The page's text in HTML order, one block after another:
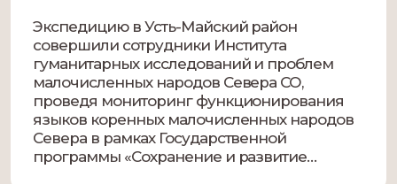
Экспедицию в Усть-Майский район
совершили сотрудники Института
гуманитарных исследований и проблем
малочисленных народов Севера СО,
проведя мониторинг функционирования
языков коренных малочисленных народов
Севера в рамках Государственной
программы «Сохранение и развитие